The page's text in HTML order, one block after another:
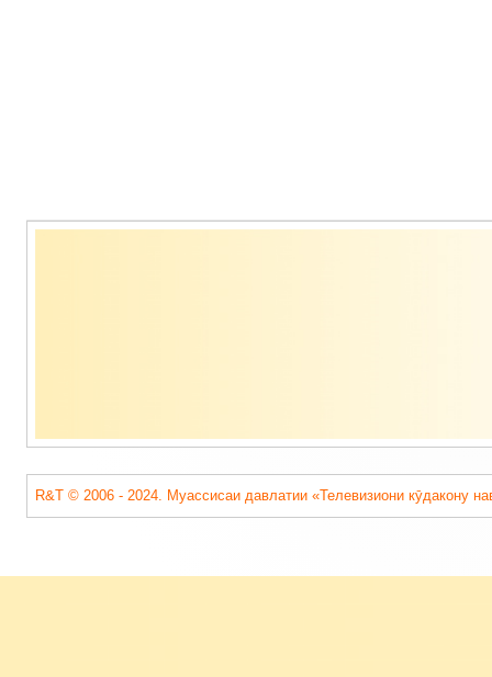
Содержимое
R&T © 2006 - 2024. Муассисаи давлатии «Телевизиони кӯдакону